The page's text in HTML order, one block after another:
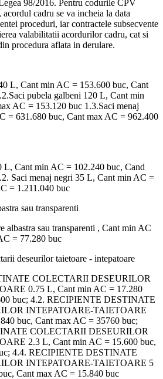
98/2016. Pentru codurile CPV
cadru se va incheia la data
proceduri, iar contractele subsecvente
valabilitatii acordurilor cadru, cat si
procedura aflata in derulare.
L, Cant min AC = 153.600 buc, Cant
pubela galbeni 120 L, Cant min
AC = 153.120 buc 1.3.Saci menaj
= 631.680 buc, Cant max AC = 962.400
L, Cant min AC = 102.240 buc, Cand
Saci menaj negri 35 L, Cant min AC =
= 1.211.040 buc
sau transparenti
albastra sau transparenti , Cant min AC
= 77.280 buc
deseurilor taietoare - intepatoare
COLECTARII DESEURILOR
0.75 L, Cant min AC = 17.280
buc; 4.2. RECIPIENTE DESTINATE
INTEPATOARE-TAIETOARE
buc, Cant max AC = 35760 buc;
COLECTARII DESEURILOR
2.3 L, Cant min AC = 15.600 buc,
4.4. RECIPIENTE DESTINATE
INTEPATOARE-TAIETOARE 5
Cant max AC = 15.840 buc